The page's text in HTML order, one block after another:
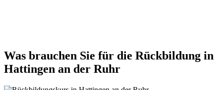
Was brauchen Sie für die Rückbildung in
Hattingen an der Ruhr